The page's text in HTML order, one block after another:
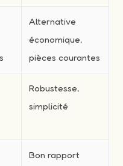
Alternative
économique,
pièces courantes
Robustesse,
simplicité
Bon rapport